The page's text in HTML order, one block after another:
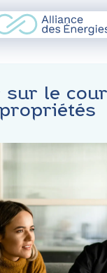
sur le